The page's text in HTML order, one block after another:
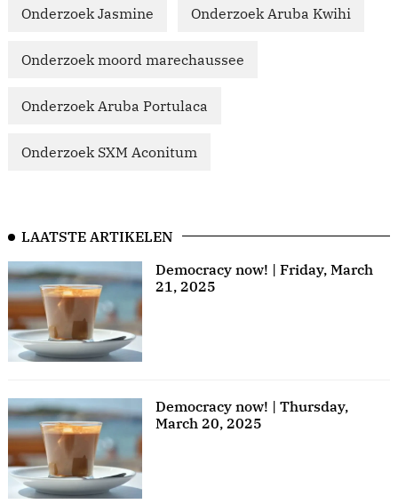
Onderzoek Jasmine Onderzoek Aruba Kwihi
Onderzoek moord marechaussee
Onderzoek Aruba Portulaca
Onderzoek SXM Aconitum
LAATSTE ARTIKELEN
Democracy now! | Friday, March
21, 2025
Democracy now! | Thursday,
March 20, 2025